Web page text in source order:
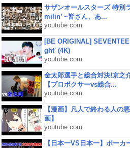
サザンオールスターズ 特別
milin’ ~皆さん、あ...
youtube.com
[BE ORIGINAL]
ght' (4K)
youtube.com
金太郎選手と総合対決!京之
【プロボクサーvs総合...
youtube.com
【漫画】凡人で終わる人の
画】
youtube.com
【日本一VS日本一】ポーカ